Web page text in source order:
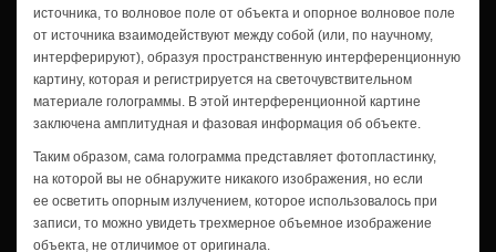
источника, то волновое поле от объекта и опорное волновое поле
от источника взаимодействуют между собой (или, по научному,
интерферируют), образуя пространственную интерференционную
картину, которая и регистрируется на светочувствительном
материале голограммы. В этой интерференционной картине
заключена амплитудная и фазовая информация об объекте.
Таким образом, сама голограмма представляет фотопластинку,
на которой вы не обнаружите никакого изображения, но если
ее осветить опорным излучением, которое использовалось при
записи, то можно увидеть трехмерное объемное изображение
объекта, не отличимое от оригинала.